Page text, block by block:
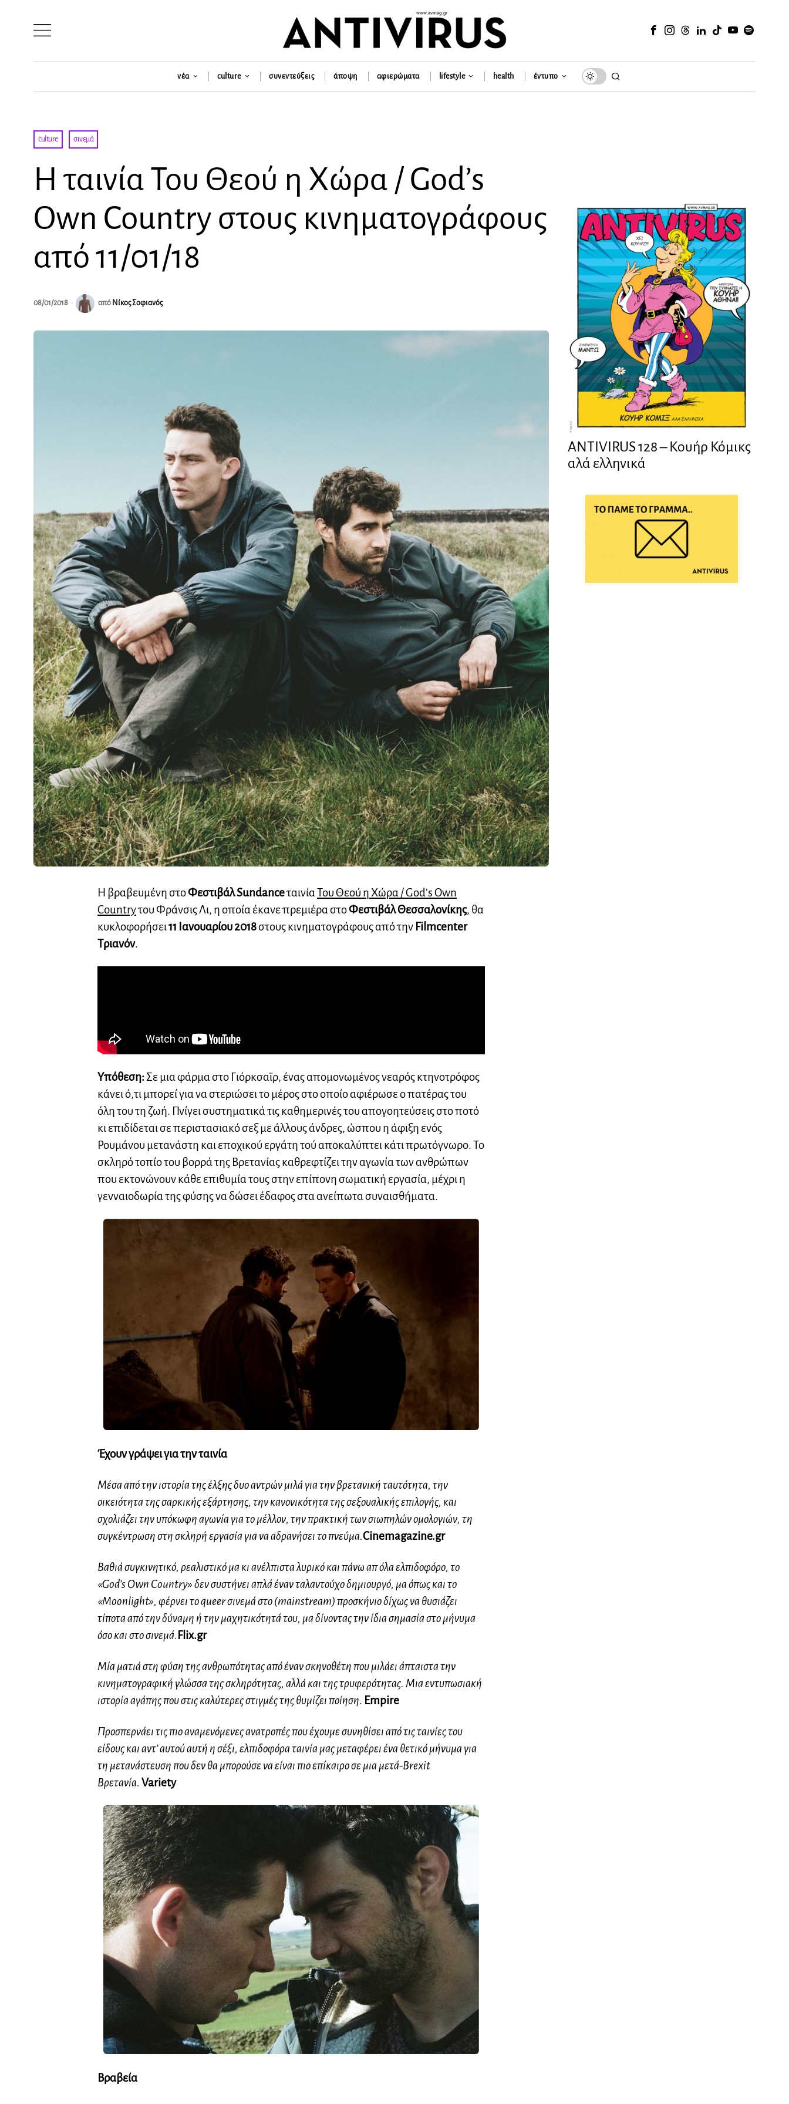
νέα culture συνεντεύξεις άποψη αφιερώματα lifestyle health έντυπο
culture · σινεμά
Η ταινία Του Θεού η Χώρα / God’s
Own Country στους κινηματογράφους
από 11/01/18
08/01/2018 από Νίκος Σοφιανός
Η βραβευμένη στοΦεστιβάλ SundanceταινίαΤου Θεού η Χώρα / God’s Own
Countryτου Φράνσις Λι, η οποία έκανε πρεμιέρα στοΦεστιβάλ Θεσσαλονίκης, θα
κυκλοφορήσει11 Ιανουαρίου 2018στους κινηματογράφους από την Filmcenter
Τριανόν.
Υπόθεση:Σε μια φάρμα στο Γιόρκσαϊρ, ένας απομονωμένος νεαρός κτηνοτρόφος
κάνει ό,τι μπορεί για να στεριώσει το μέρος στο οποίο αφιέρωσε ο πατέρας του
όλη του τη ζωή. Πνίγει συστηματικά τις καθημερινές του απογοητεύσεις στο ποτό
κι επιδίδεται σε περιστασιακό σεξ με άλλους άνδρες, ώσπου η άφιξη ενός
Ρουμάνου μετανάστη και εποχικού εργάτη τού αποκαλύπτει κάτι πρωτόγνωρο. Το
σκληρό τοπίο του βορρά της Βρετανίας καθρεφτίζει την αγωνία των ανθρώπων
που εκτονώνουν κάθε επιθυμία τους στην επίπονη σωματική εργασία, μέχρι η
γενναιοδωρία της φύσης να δώσει έδαφος στα ανείπωτα συναισθήματα.
Έχουν γράψει για την ταινία
Μέσα από την ιστορία της έλξης δυο αντρών μιλά για την βρετανική ταυτότητα, την
οικειότητα της σαρκικής εξάρτησης, την κανονικότητα της σεξουαλικής επιλογής, και
σχολιάζει την υπόκωφη αγωνία για το μέλλον, την πρακτική των σιωπηλών ομολογιών, τη
συγκέντρωση στη σκληρή εργασία για να αδρανήσει το πνεύμα.Cinemagazine.gr
Βαθιά συγκινητικό, ρεαλιστικό μα κι ανέλπιστα λυρικό και πάνω απ όλα ελπιδοφόρο, το
«God’s Own Country» δεν συστήνει απλά έναν ταλαντούχο δημιουργό, μα όπως και το
«Moonlight», φέρνει το queer σινεμά στο (mainstream) προσκήνιο δίχως να θυσιάζει
τίποτα από την δύναμη ή την μαχητικότητά του, μα δίνοντας την ίδια σημασία στο μήνυμα
όσο και στο σινεμά.Flix.gr
Μία ματιά στη φύση της ανθρωπότητας από έναν σκηνοθέτη που μιλάει άπταιστα την
κινηματογραφική γλώσσα της σκληρότητας, αλλά και της τρυφερότητας. Μια εντυπωσιακή
ιστορία αγάπης που στις καλύτερες στιγμές της θυμίζει ποίηση. Empire
Προσπερνάει τις πιο αναμενόμενες ανατροπές που έχουμε συνηθίσει από τις ταινίες του
είδους και αντ’ αυτού αυτή η σέξι, ελπιδοφόρα ταινία μας μεταφέρει ένα θετικό μήνυμα για
τη μετανάστευση που δεν θα μπορούσε να είναι πιο επίκαιρο σε μια μετά-Brexit
Βρετανία. Variety
Βραβεία
ANTIVIRUS 128 – Kουήρ Κόμικς
αλά ελληνικά